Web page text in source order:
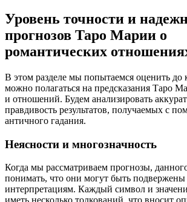
Уровень точности и
прогнозов Таро Марии о
романтических
В этом разделе мы попытаемся оценить до
можно полагаться на предсказания Таро
и отношений. Будем анализировать
правдивость результатов, получаемых с
античного гадания.
Неясности и многозначность
Когда мы рассматриваем прогнозы,
понимать, что они могут быть подвержены
интерпретациям. Каждый символ и